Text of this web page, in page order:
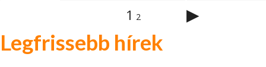
1 2 ▶
Legfrissebb hírek